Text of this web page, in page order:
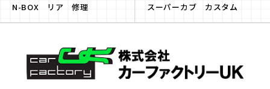
N-BOX リア 修理 スーパーカブ カスタム